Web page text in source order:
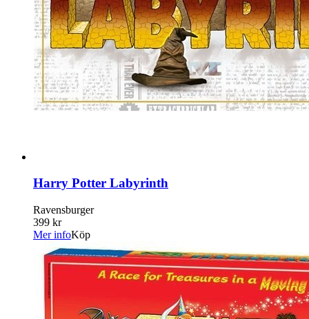
Harry Potter Labyrinth
Ravensburger
399 kr
Mer infoKöp